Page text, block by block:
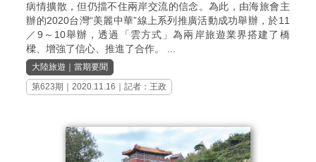
病情擴散，但仍擋不住兩岸交流的信念。為此，由海旅會主
辦的2020台灣“美麗中華”線上系列推廣活動成功舉辦，於11
／9～10舉辦，透過「雲方式」為兩岸旅遊業界搭建了橋
樑、增強了信心、推進了合作。 ...
大陸旅遊 ｜當期要聞
第623期
｜2020.11.16｜記者：王政